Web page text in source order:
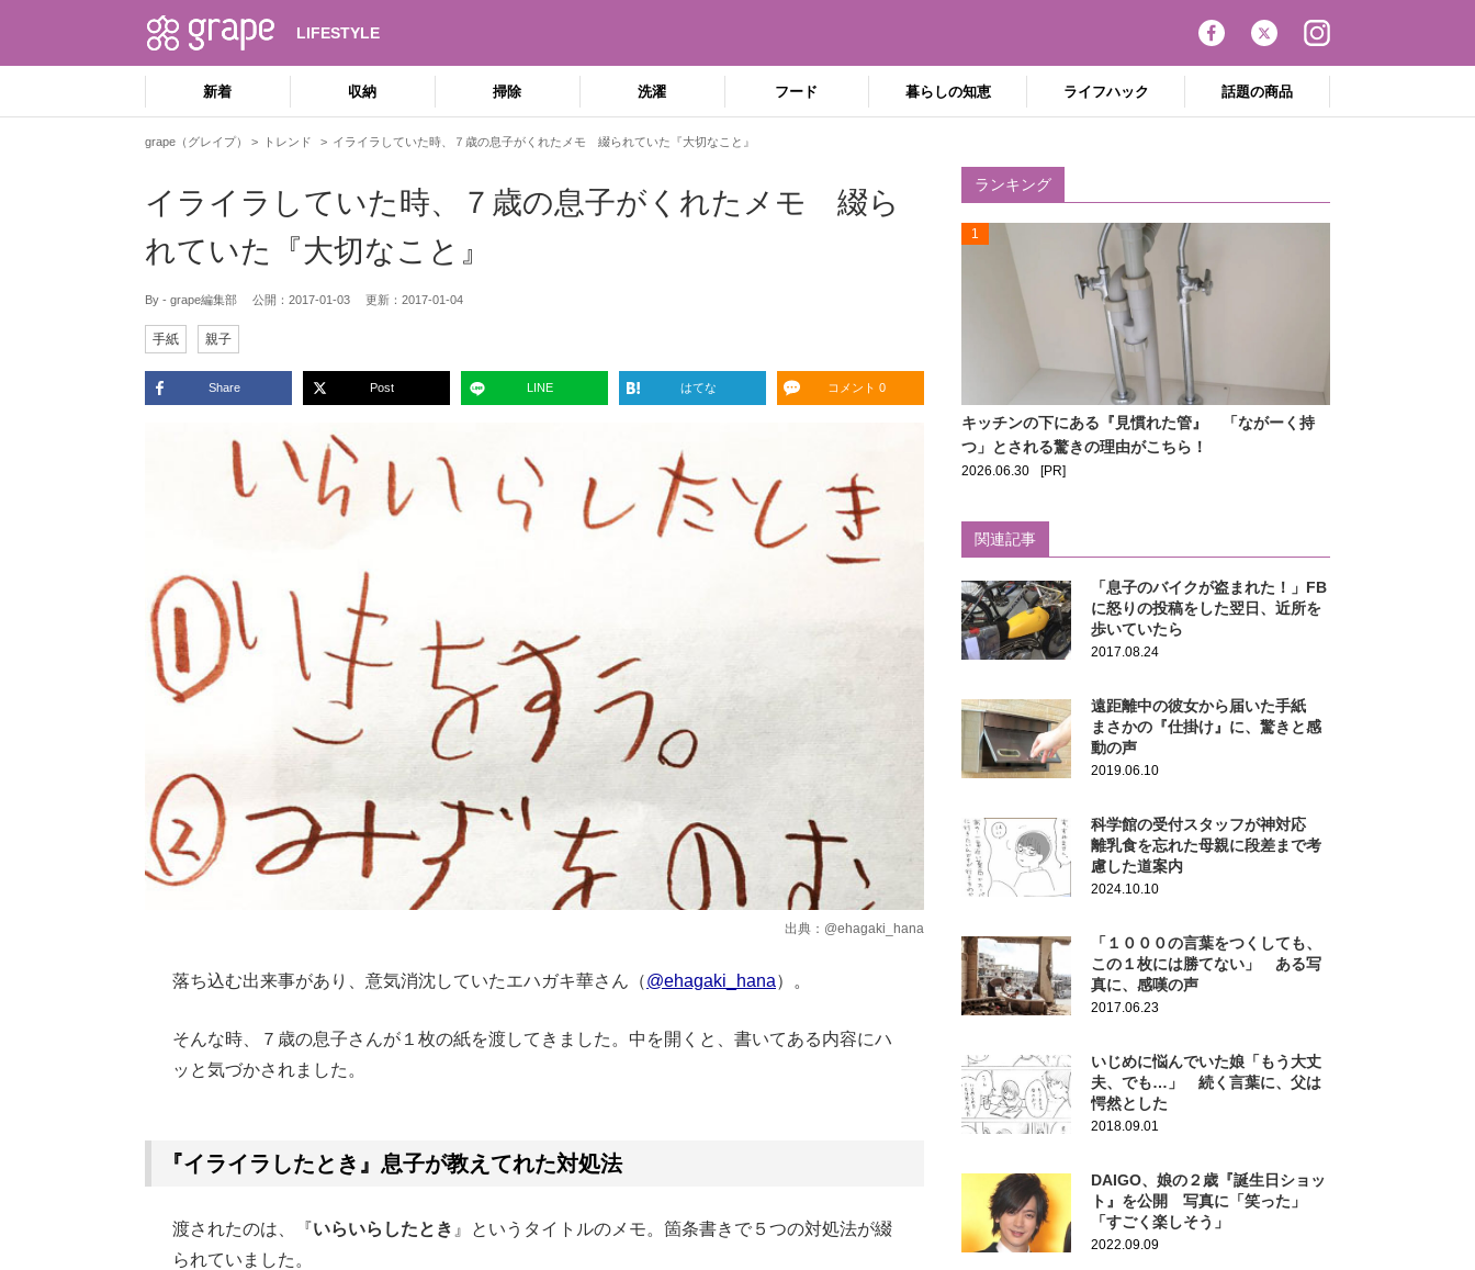
LIFESTYLE
新着 収納 掃除 洗濯 フード 暮らしの知恵 ライフハック 話題の商品
grape（グレイプ） トレンド イライラしていた時、７歳の息子がくれたメモ 綴られていた『大切なこと』
イライラしていた時、７歳の息子がくれたメモ 綴ら
れていた『大切なこと』
By - grape編集部 公開： 2017-01-03 更新： 2017-01-04
手紙 親子
Share Post LINE はてな コメント 0
出典： @ehagaki_hana
落ち込む出来事があり、意気消沈していたエハガキ華さん（@ehagaki_hana）。
そんな時、７歳の息子さんが１枚の紙を渡してきました。中を開くと、書いてある内容にハ
ッと気づかされました。
『イライラしたとき』息子が教えてれた対処法
渡されたのは、『いらいらしたとき 』というタイトルのメモ。箇条書きで５つの対処法が綴
られていました。
ランキング
1
キッチンの下にある『見慣れた管』 「ながーく持
つ」とされる驚きの理由がこちら！
2026.06.30 [PR]
関連記事
「息子のバイクが盗まれた！」FB
に怒りの投稿をした翌日、近所を
歩いていたら
2017.08.24
遠距離中の彼女から届いた手紙
まさかの『仕掛け』に、驚きと感
動の声
2019.06.10
科学館の受付スタッフが神対応
離乳食を忘れた母親に段差まで考
慮した道案内
2024.10.10
「１０００の言葉をつくしても、
この１枚には勝てない」 ある写
真に、感嘆の声
2017.06.23
いじめに悩んでいた娘「もう大丈
夫、でも…」 続く言葉に、父は
愕然とした
2018.09.01
DAIGO、娘の２歳『誕生日ショッ
ト』を公開 写真に「笑った」
「すごく楽しそう」
2022.09.09